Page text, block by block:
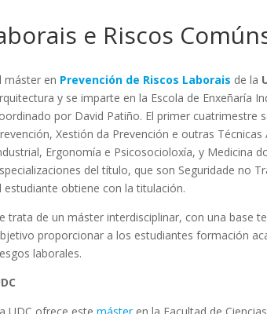
e Riscos
máster en Prevención de Riscos Laborais de la
y se imparte en la Escola de Enxeñaría
por David Patiño. El primer cuatrimestre
Xestión da Prevención e outras
Ergonomía e Psicosocioloxía, y Medicina
del título, que son Seguridade no
estudiante obtiene con la titulación.
trata de un máster interdisciplinar, con una base
proporcionar a los estudiantes formación
laborales.